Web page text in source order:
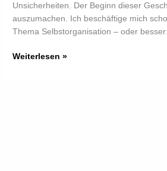
Unsicherheiten. Der Beginn dieser
auszumachen. Ich beschäftige mich
Thema Selbstorganisation – oder
Weiterlesen »